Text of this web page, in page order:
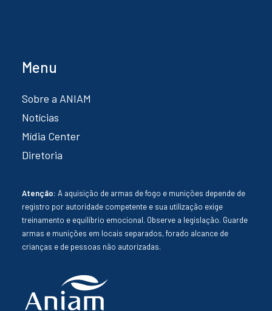
Menu
Sobre a ANIAM
Notícias
Mídia Center
Diretoria
Atenção: A aquisição de armas de fogo e munições depende de
registro por autoridade competente e sua utilização exige
treinamento e equilíbrio emocional. Observe a legislação. Guarde
armas e munições em locais separados, forado alcance de
crianças e de pessoas não autorizadas.